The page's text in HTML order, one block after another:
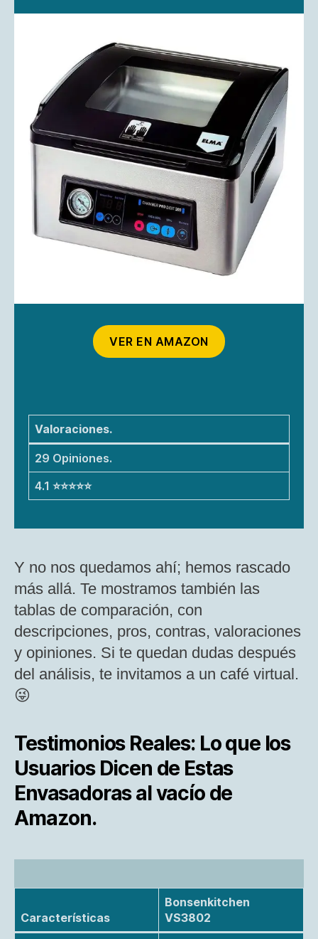
VER EN AMAZON
Valoraciones.
29 Opiniones.
4.1 ⭐⭐⭐⭐⭐
Y no nos quedamos ahí; hemos rascado
más allá. Te mostramos también las
tablas de comparación, con
descripciones, pros, contras, valoraciones
y opiniones. Si te quedan dudas después
del análisis, te invitamos a un café virtual.
😜
Testimonios Reales: Lo que los
Usuarios Dicen de Estas
Envasadoras al vacío de
Amazon.
Características
Bonsenkitchen
VS3802